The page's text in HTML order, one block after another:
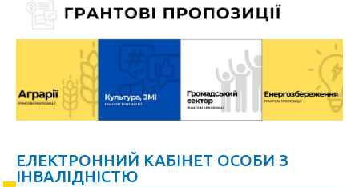
ЕЛЕКТРОННИЙ КАБІНЕТ ОСОБИ З
ІНВАЛІДНІСТЮ